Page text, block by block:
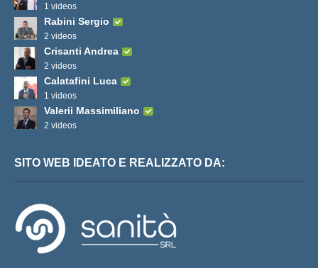
1 videos
Rabini Sergio
2 videos
Crisanti Andrea
2 videos
Calatafini Luca
1 videos
Valerii Massimiliano
2 videos
SITO WEB IDEATO E REALIZZATO DA: